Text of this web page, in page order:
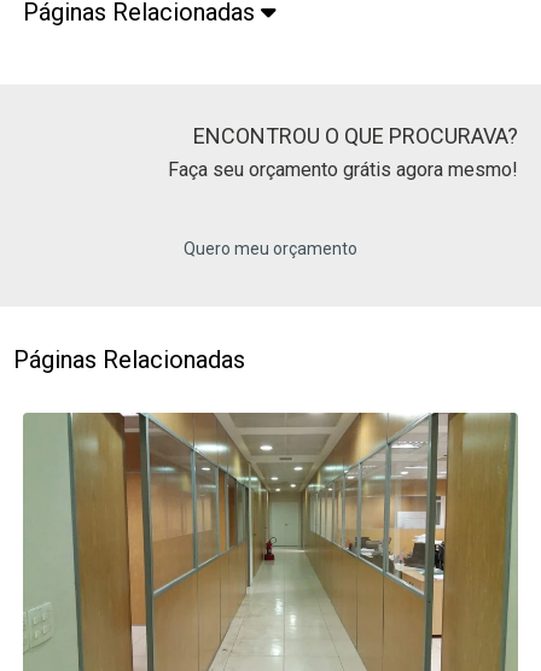
Páginas Relacionadas
ENCONTROU O QUE PROCURAVA?
Faça seu orçamento grátis agora mesmo!
Quero meu orçamento
Páginas Relacionadas